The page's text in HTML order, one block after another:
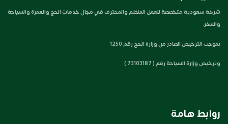
شركة سعودية متخصصة للعمل المنظم والمحترف في مجال خدمات الحج والعمرة والسياحة
والسفر.
بموجب الترخيص الصادر من وزارة الحج رقم 1250
وترخيص وزارة السياحة رقم ( 73103187 )
روابط هامة